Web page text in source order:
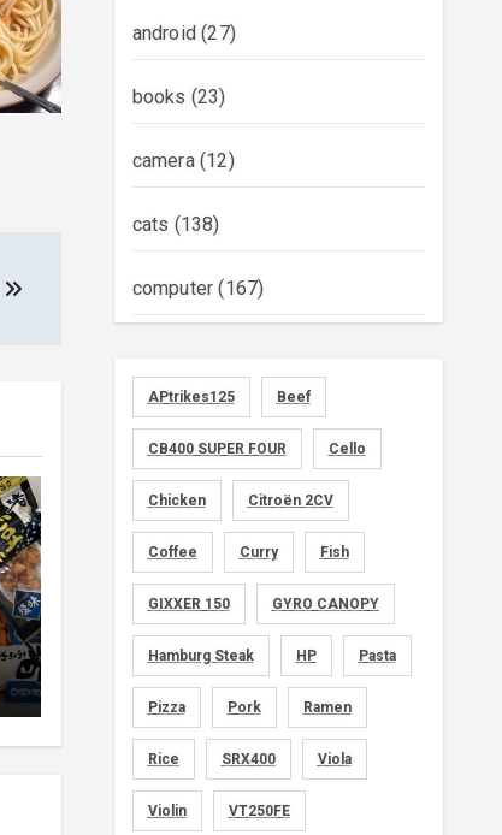
android(27)
books (23)
camera(12)
cats (138)
computer (167)
foods(155)
graphics(134)
memo (30)
motorcycle(149)
movies(1)
music(51)
plants(43)
APtrikes125 Beef
CB400 SUPER FOUR Cello
Chicken Citroën 2CV
Coffee Curry Fish
GIXXER 150 GYRO CANOPY
Hamburg Steak HP Pasta
Pizza Pork Ramen
Rice SRX400 Viola
Violin VT250FE